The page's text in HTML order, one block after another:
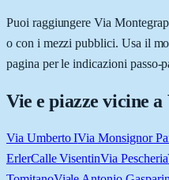
Puoi raggiungere Via
o con i mezzi pubblici. Usa il
pagina per le indicazioni passo-
Vie e piazze vicine a
Via Umberto IVia Monsignor
ErlerCalle VisentinVia Pescheria